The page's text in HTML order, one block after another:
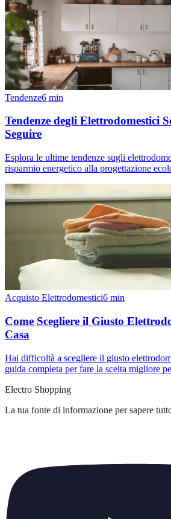
Tendenze6 min
Tendenze degli Elettrodomestici
Seguire
Esplora le ultime tendenze sugli
risparmio energetico alla progettazione
Acquisto Elettrodomestici6 min
Come Scegliere il Giusto
Casa
Hai difficoltà a scegliere il giusto
guida completa per fare la scelta migliore
Electro Shopping
La tua fonte di informazione per sapere